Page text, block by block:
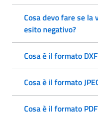
Cosa devo fare se
esito negativo?
Cosa è il formato
Cosa è il formato
Cosa è il formato